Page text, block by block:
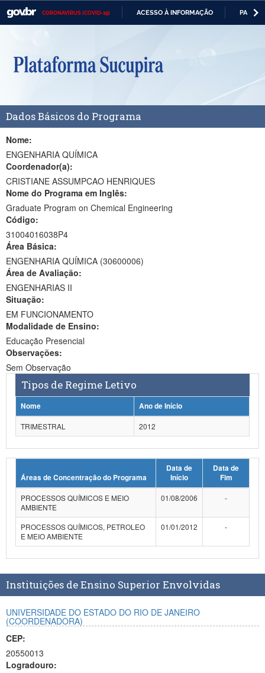
CORONAVÍRUS (COVID-19) ACESSO À INFORMAÇÃO
Casa Civil
Ministério da Defesa
Ministério da Economia
Ministério da Infraestrutura
Ministério da Agricultura, Pecuária e Abastecimento
Ministério da Educação
Ministério da Cidadania
Ministério da Saúde
Ministério de Minas e Energia
Ministério da Ciência, Tecnologia, Inovações e Comunicações
Ministério do Meio Ambiente
Ministério do Turismo
Ministério do Desenvolvimento Regional
Controladoria-Geral da União
Ministério da Mulher, da Família e dos Direitos Humanos
Banco Central do Brasil
Planalto
Dados Básicos do Programa
Nome:
ENGENHARIA QUÍMICA
Coordenador(a):
CRISTIANE ASSUMPCAO HENRIQUES
Nome do Programa em Inglês:
Graduate Program on Chemical Engineering
Código:
31004016038P4
Área Básica:
ENGENHARIA QUÍMICA (30600006)
Área de Avaliação:
ENGENHARIAS II
Situação:
EM FUNCIONAMENTO
Modalidade de Ensino:
Educação Presencial
Observações:
Sem Observação
Tipos de Regime Letivo
Nome
Ano de Início
TRIMESTRAL
2012
Áreas de Concentração do Programa
Data de
Início
Data de
Fim
PROCESSOS QUÍMICOS E MEIO
AMBIENTE
01/08/2006 -
PROCESSOS QUÍMICOS, PETROLEO
E MEIO AMBIENTE
01/01/2012 -
Instituições de Ensino Superior Envolvidas
UNIVERSIDADE DO ESTADO DO RIO DE JANEIRO
(COORDENADORA)
CEP:
20550013
Logradouro: